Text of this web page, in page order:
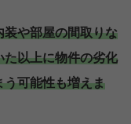
装や部屋の間取りな
た以上に物件の劣化
う可能性も増えま